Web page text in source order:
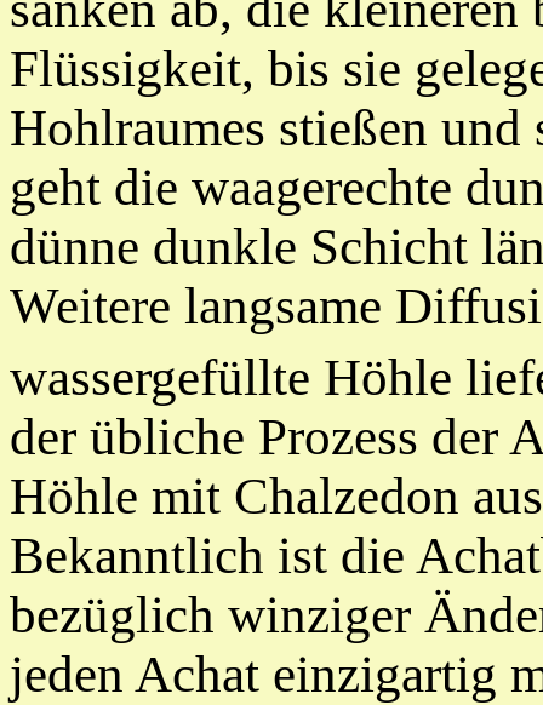
Flüssigkeit, bis sie
Hohlraumes stießen und
geht die waagerechte
dünne dunkle Schicht
Weitere langsame
wassergefüllte Höhle
der übliche Prozess der
Höhle mit Chalzedon
Bekanntlich ist die
bezüglich winziger
jeden Achat einzigartig